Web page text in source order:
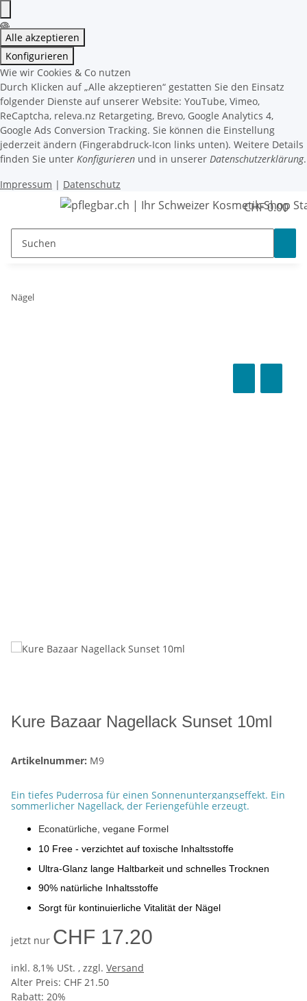
Alle akzeptieren
Konfigurieren
Wie wir Cookies & Co nutzen
Durch Klicken auf „Alle akzeptieren“ gestatten Sie den Einsatz
folgender Dienste auf unserer Website: YouTube, Vimeo,
ReCaptcha, releva.nz Retargeting, Brevo, Google Analytics 4,
Google Ads Conversion Tracking. Sie können die Einstellung
jederzeit ändern (Fingerabdruck-Icon links unten). Weitere Details
finden Sie unter Konfigurieren und in unserer Datenschutzerklärung.
Impressum | Datenschutz
CHF 0.00
Nägel
Kure Bazaar Nagellack Sunset 10ml
Artikelnummer: M9
Ein tiefes Puderrosa für einen Sonnenuntergangseffekt. Ein
sommerlicher Nagellack, der Feriengefühle erzeugt.
Econatürliche, vegane Formel
10 Free - verzichtet auf toxische Inhaltsstoffe
Ultra-Glanz lange Haltbarkeit und schnelles Trocknen
90% natürliche Inhaltsstoffe
Sorgt für kontinuierliche Vitalität der Nägel
jetzt nur CHF 17.20
inkl. 8,1% USt. , zzgl. Versand
Alter Preis: CHF 21.50
Rabatt: 20%